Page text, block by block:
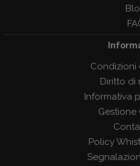
Condizioni
Diritto di
Informativa
Gestione
Policy